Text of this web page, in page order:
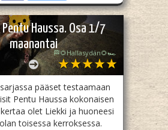
Pentu Haussa. Osa 1/7
maanantai
🏁🌻Hallasydän🌻🏎️
pääset testaamaan
Pentu Haussa kokonaisen
olet Liekki ja huoneesi
toisessa kerroksessa.